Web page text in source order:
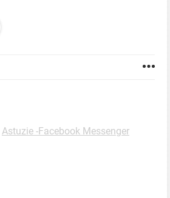
Astuzie -Facebook Messenger